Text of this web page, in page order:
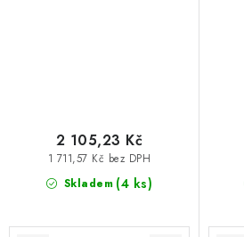
Skladem (4 ks)
1 711,57 Kč bez DPH
2 105,23 Kč